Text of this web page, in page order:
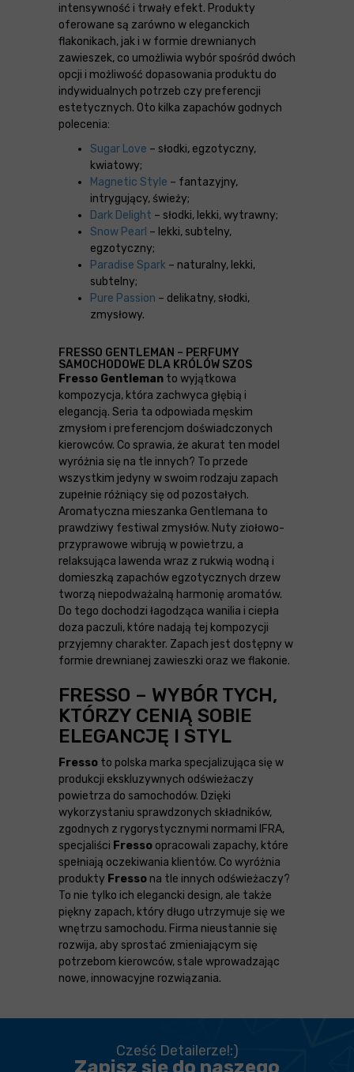
intensywność i trwały efekt. Produkty
oferowane są zarówno w eleganckich
flakonikach, jak i w formie drewnianych
zawieszek, co umożliwia wybór spośród dwóch
opcji i możliwość dopasowania produktu do
indywidualnych potrzeb czy preferencji
estetycznych. Oto kilka zapachów godnych
polecenia:
Sugar Love – słodki, egzotyczny,
kwiatowy;
Magnetic Style – fantazyjny,
intrygujący, świeży;
Dark Delight – słodki, lekki, wytrawny;
Snow Pearl – lekki, subtelny,
egzotyczny;
Paradise Spark – naturalny, lekki,
subtelny;
Pure Passion – delikatny, słodki,
zmysłowy.
FRESSO GENTLEMAN – PERFUMY
SAMOCHODOWE DLA KRÓLÓW SZOS
Fresso Gentleman to wyjątkowa
kompozycja, która zachwyca głębią i
elegancją. Seria ta odpowiada męskim
zmysłom i preferencjom doświadczonych
kierowców. Co sprawia, że akurat ten model
wyróżnia się na tle innych? To przede
wszystkim jedyny w swoim rodzaju zapach
zupełnie różniący się od pozostałych.
Aromatyczna mieszanka Gentlemana to
prawdziwy festiwal zmysłów. Nuty ziołowo-
przyprawowe wibrują w powietrzu, a
relaksująca lawenda wraz z rukwią wodną i
domieszką zapachów egzotycznych drzew
tworzą niepodważalną harmonię aromatów.
Do tego dochodzi łagodząca wanilia i ciepła
doza paczuli, które nadają tej kompozycji
przyjemny charakter. Zapach jest dostępny w
formie drewnianej zawieszki oraz we flakonie.
FRESSO – WYBÓR TYCH,
KTÓRZY CENIĄ SOBIE
ELEGANCJĘ I STYL
Fresso to polska marka specjalizująca się w
produkcji ekskluzywnych odświeżaczy
powietrza do samochodów. Dzięki
wykorzystaniu sprawdzonych składników,
zgodnych z rygorystycznymi normami IFRA,
specjaliści Fresso opracowali zapachy, które
spełniają oczekiwania klientów. Co wyróżnia
produkty Fresso na tle innych odświeżaczy?
To nie tylko ich elegancki design, ale także
piękny zapach, który długo utrzymuje się we
wnętrzu samochodu. Firma nieustannie się
rozwija, aby sprostać zmieniającym się
potrzebom kierowców, stale wprowadzając
nowe, innowacyjne rozwiązania.
Cześć Detailerze!:)
Zapisz się do naszego